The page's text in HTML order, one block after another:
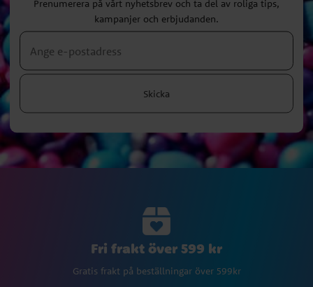
Prenumerera på vårt nyhetsbrev och ta del av roliga tips,
kampanjer och erbjudanden.
Skicka
Fri frakt över 599 kr
Gratis frakt på beställningar över 599kr